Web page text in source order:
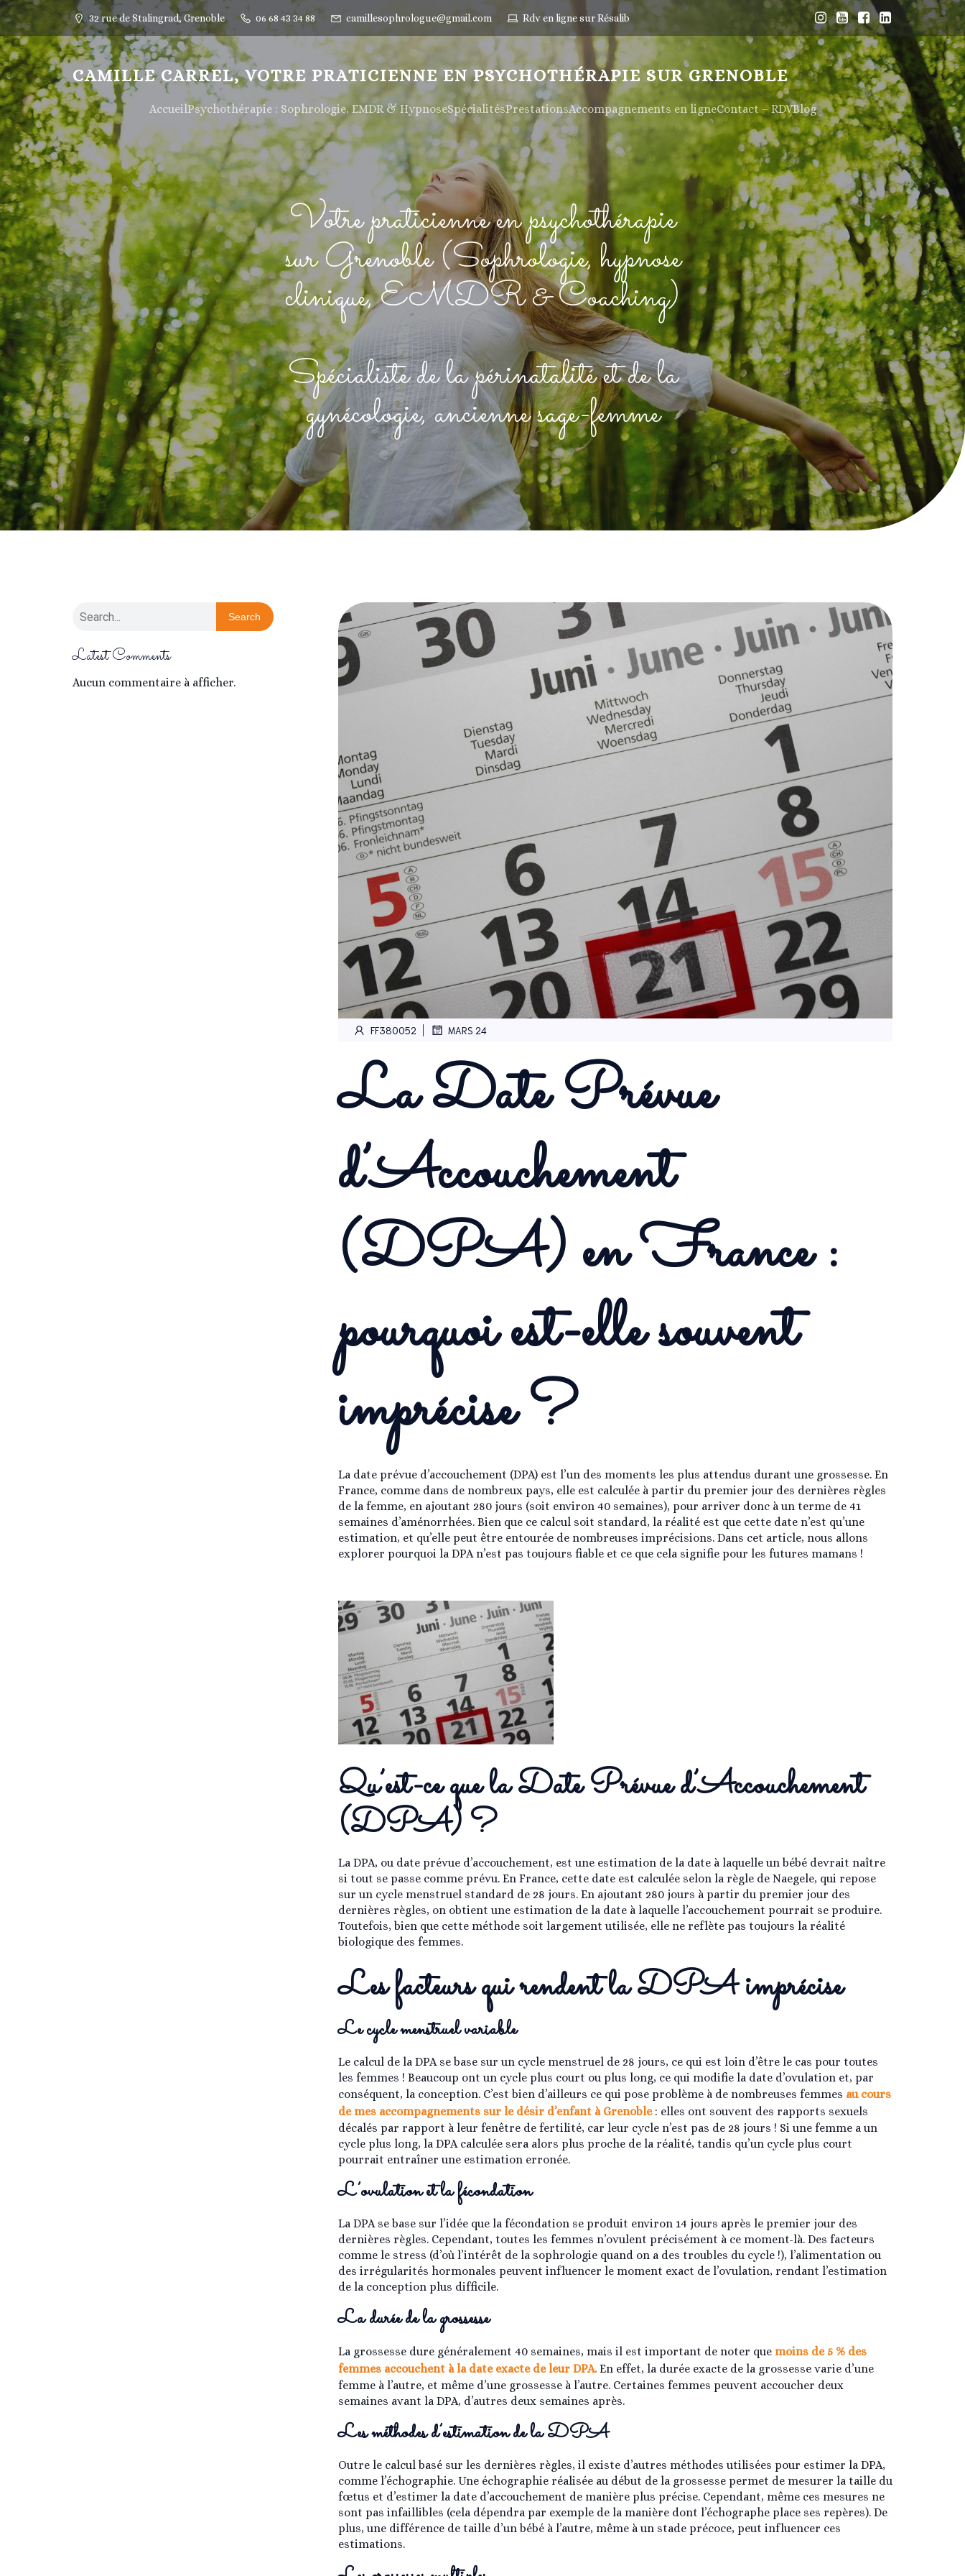
32 rue de Stalingrad, Grenoble 06 68 43 34 88 camillesophrologue@gmail.com Rdv en ligne sur Résalib
CAMILLE CARREL, VOTRE PRATICIENNE EN PSYCHOTHÉRAPIE SUR GRENOBLE
AccueilPsychothérapie : Sophrologie, EMDR & HypnoseSpécialitésPrestationsAccompagnements en ligneContact – RDVBlog
Votre praticienne en psychothérapie
sur Grenoble (Sophrologie, hypnose
clinique, EMDR & Coaching)
Spécialiste de la périnatalité et de la
gynécologie, ancienne sage-femme
Search
Latest Comments
Aucun commentaire à afficher.
FF380052 MARS 24
La Date Prévue
d’Accouchement
(DPA) en France :
pourquoi est-elle souvent
imprécise ?
La date prévue d’accouchement (DPA) est l’un des moments les plus attendus durant une grossesse. En
France, comme dans de nombreux pays, elle est calculée à partir du premier jour des dernières règles
de la femme, en ajoutant 280 jours (soit environ 40 semaines), pour arriver donc à un terme de 41
semaines d’aménorrhées. Bien que ce calcul soit standard, la réalité est que cette date n’est qu’une
estimation, et qu’elle peut être entourée de nombreuses imprécisions. Dans cet article, nous allons
explorer pourquoi la DPA n’est pas toujours fiable et ce que cela signifie pour les futures mamans !
Qu’est-ce que la Date Prévue d’Accouchement
(DPA) ?
La DPA, ou date prévue d’accouchement, est une estimation de la date à laquelle un bébé devrait naître
si tout se passe comme prévu. En France, cette date est calculée selon la règle de Naegele, qui repose
sur un cycle menstruel standard de 28 jours. En ajoutant 280 jours à partir du premier jour des
dernières règles, on obtient une estimation de la date à laquelle l’accouchement pourrait se produire.
Toutefois, bien que cette méthode soit largement utilisée, elle ne reflète pas toujours la réalité
biologique des femmes.
Les facteurs qui rendent la DPA imprécise
Le cycle menstruel variable
Le calcul de la DPA se base sur un cycle menstruel de 28 jours, ce qui est loin d’être le cas pour toutes
les femmes ! Beaucoup ont un cycle plus court ou plus long, ce qui modifie la date d’ovulation et, par
conséquent, la conception. C’est bien d’ailleurs ce qui pose problème à de nombreuses femmes au cours
de mes accompagnements sur le désir d’enfant à Grenoble: elles ont souvent des rapports sexuels
décalés par rapport à leur fenêtre de fertilité, car leur cycle n’est pas de 28 jours ! Si une femme a un
cycle plus long, la DPA calculée sera alors plus proche de la réalité, tandis qu’un cycle plus court
pourrait entraîner une estimation erronée.
L’ovulation et la fécondation
La DPA se base sur l’idée que la fécondation se produit environ 14 jours après le premier jour des
dernières règles. Cependant, toutes les femmes n’ovulent précisément à ce moment-là. Des facteurs
comme le stress (d’où l’intérêt de la sophrologie quand on a des troubles du cycle !), l’alimentation ou
des irrégularités hormonales peuvent influencer le moment exact de l’ovulation, rendant l’estimation
de la conception plus difficile.
La durée de la grossesse
La grossesse dure généralement 40 semaines, mais il est important de noter que moins de 5 % des
femmes accouchent à la date exacte de leur DPA.En effet, la durée exacte de la grossesse varie d’une
femme à l’autre, et même d’une grossesse à l’autre. Certaines femmes peuvent accoucher deux
semaines avant la DPA, d’autres deux semaines après.
Les méthodes d’estimation de la DPA
Outre le calcul basé sur les dernières règles, il existe d’autres méthodes utilisées pour estimer la DPA,
comme l’échographie. Une échographie réalisée au début de la grossesse permet de mesurer la taille du
fœtus et d’estimer la date d’accouchement de manière plus précise. Cependant, même ces mesures ne
sont pas infaillibles (cela dépendra par exemple de la manière dont l’échographe place ses repères). De
plus, une différence de taille d’un bébé à l’autre, même à un stade précoce, peut influencer ces
estimations.